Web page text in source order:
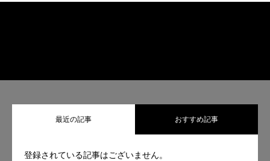
最近の記事 おすすめ記事
登録されている記事はございません。